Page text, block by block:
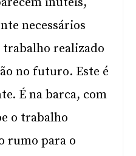
necessários
realizado
no futuro. Este é
É na barca, com
o trabalho
rumo para o